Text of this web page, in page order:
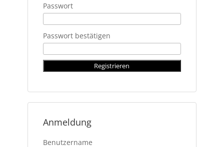
Passwort
Passwort bestätigen
Anmeldung
Benutzername